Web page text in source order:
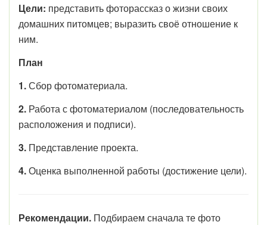
Цели: представить фоторассказ о жизни своих
домашних питомцев; выразить своё отношение к
ним.
План
1.Сбор фотоматериала.
2. Работа с фотоматериалом (последовательность
расположения и подписи).
3. Представление проекта.
4.Оценка выполненной работы (достижение цели).
Рекомендации. Подбираем сначала те фото